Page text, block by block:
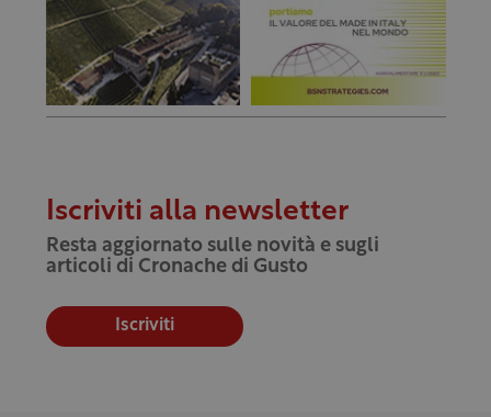
Iscriviti alla newsletter
Resta aggiornato sulle novità e sugli
articoli di Cronache di Gusto
Iscriviti